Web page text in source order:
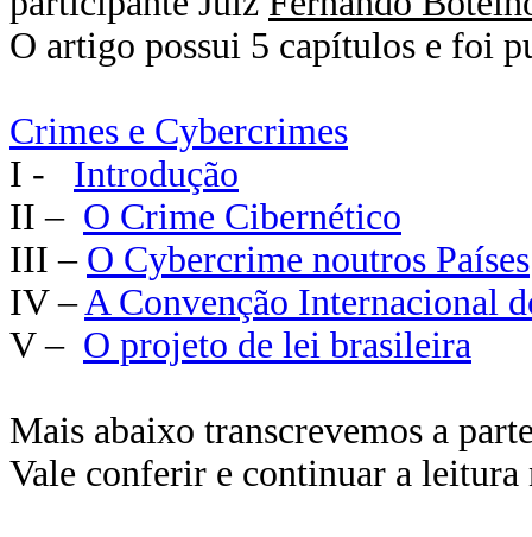
O artigo possui 5 capítulos e foi
Crimes e Cybercrimes
I - Introdução
II – O Crime Cibernético
III – O Cybercrime noutros Países
IV –A Convenção Internacional
V – O projeto de lei brasileira
Mais abaixo transcrevemos a
Vale conferir e continuar a